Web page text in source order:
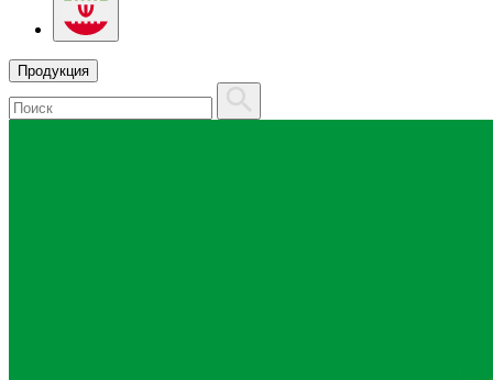
Продукция